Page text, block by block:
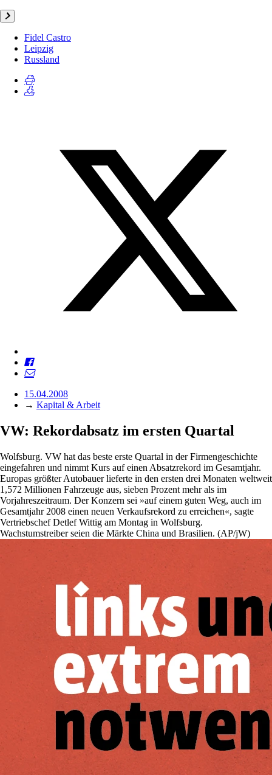
Fidel Castro
Leipzig
Russland
15.04.2008
→ Kapital & Arbeit
VW: Rekordabsatz im ersten Quartal
Wolfsburg. VW hat das beste erste Quartal in der Firmengeschichte
eingefahren und nimmt Kurs auf einen Absatzrekord im Gesamtjahr.
Europas größter Autobauer lieferte in den ersten drei Monaten weltweit
1,572 Millionen Fahrzeuge aus, sieben Prozent mehr als im
Vorjahreszeitraum. Der Konzern sei »auf einem guten Weg, auch im
Gesamtjahr 2008 einen neuen Verkaufsrekord zu erreichen«, sagte
Vertriebschef Detlef Wittig am Montag in Wolfsburg.
Wachstumstreiber seien die Märkte China und Brasilien. (AP/jW)